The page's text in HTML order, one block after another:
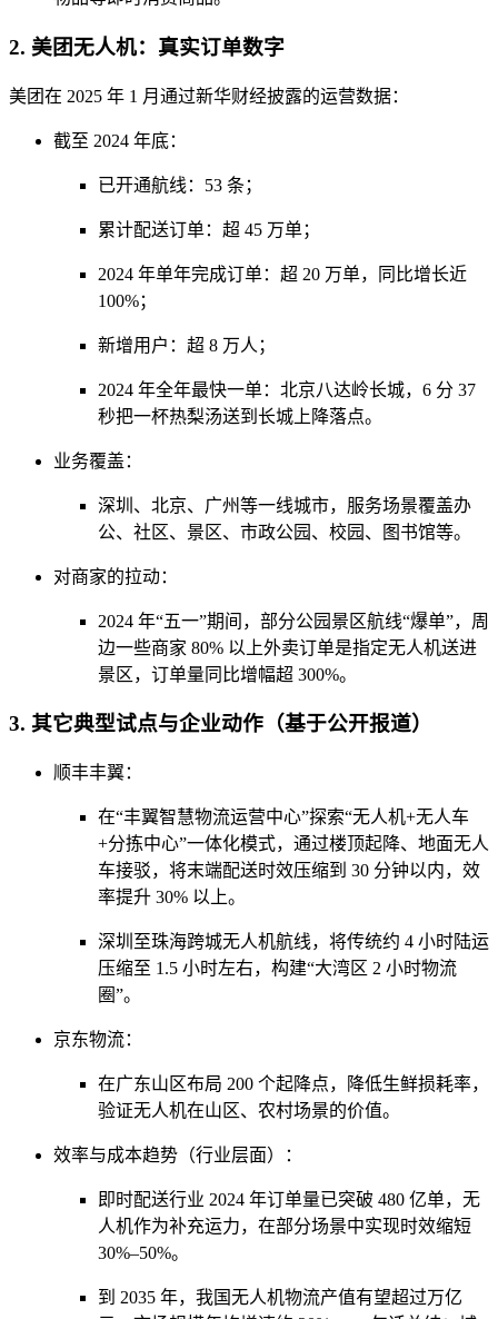
2. 美团无人机：真实订单数字
美团在 2025 年 1 月通过新华财经披露的运营数据：
截至 2024 年底：
已开通航线：53 条；
累计配送订单：超 45 万单；
2024 年单年完成订单：超 20 万单，同比增长近
100%；
新增用户：超 8 万人；
2024 年全年最快一单：北京八达岭长城，6 分 37
秒把一杯热梨汤送到长城上降落点。
业务覆盖：
深圳、北京、广州等一线城市，服务场景覆盖办
公、社区、景区、市政公园、校园、图书馆等。
对商家的拉动：
2024 年“五一”期间，部分公园景区航线“爆单”，周
边一些商家 80% 以上外卖订单是指定无人机送进
景区，订单量同比增幅超 300%。
3. 其它典型试点与企业动作（基于公开报道）
顺丰丰翼：
在“丰翼智慧物流运营中心”探索“无人机+无人车
+分拣中心”一体化模式，通过楼顶起降、地面无人
车接驳，将末端配送时效压缩到 30 分钟以内，效
率提升 30% 以上。
深圳至珠海跨城无人机航线，将传统约 4 小时陆运
压缩至 1.5 小时左右，构建“大湾区 2 小时物流
圈”。
京东物流：
在广东山区布局 200 个起降点，降低生鲜损耗率，
验证无人机在山区、农村场景的价值。
效率与成本趋势（行业层面）：
即时配送行业 2024 年订单量已突破 480 亿单，无
人机作为补充运力，在部分场景中实现时效缩短
30%–50%。
到 2035 年，我国无人机物流产值有望超过万亿